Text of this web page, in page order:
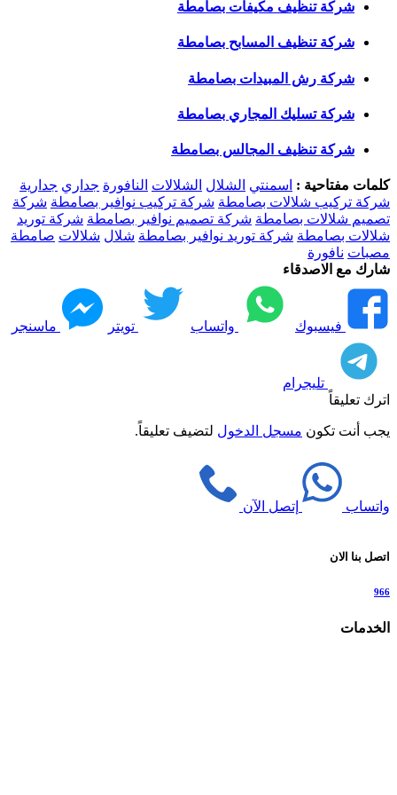
شركة تنظيف مكيفات بصامطة
شركة تنظيف المسابح بصامطة
شركة رش المبيدات بصامطة
شركة تسليك المجاري بصامطة
شركة تنظيف المجالس بصامطة
كلمات مفتاحية : اسمنتي الشلال الشلالات النافورة جداري جدارية
شركة تركيب شلالات بصامطة شركة تركيب نوافير بصامطة شركة
تصميم شلالات بصامطة شركة تصميم نوافير بصامطة شركة توريد
شلالات بصامطة شركة توريد نوافير بصامطة شلال شلالات صامطة
مصبات نافورة
شارك مع الاصدقاء
فيسبوك واتساب تويتر ماسنجر
تليجرام
اترك تعليقاً
يجب أنت تكون مسجل الدخول لتضيف تعليقاً.
واتساب إتصل الآن
اتصل بنا الان
966
الخدمات